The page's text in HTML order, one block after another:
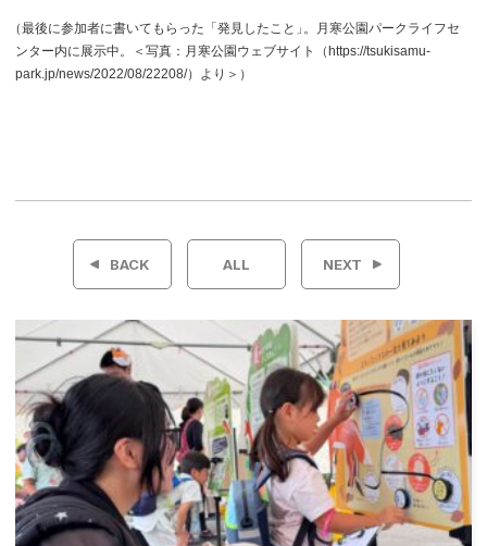
（最後に参加者に書いてもらった「発見したこと 」 。月寒公園パークライフセ
ンター内に展示中。＜写真：月寒公園ウェブサイト（https://tsukisamu-
park.jp/news/2022/08/22208/）より＞）
投
ビ
ゲ
ー
シ
ョ
BACK ALL NEXT